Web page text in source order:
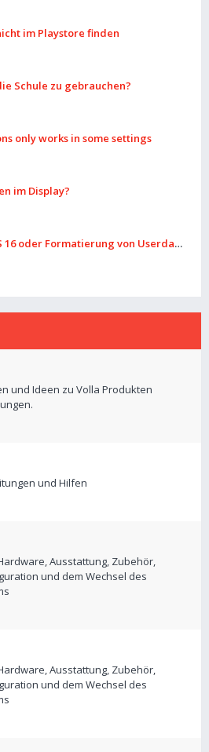
im Playstore finden
Schule zu gebrauchen?
only works in some settings
im Display?
16 oder Formatierung von Userdata
und Ideen zu Volla Produkten
und Hilfen
Ausstattung, Zubehör,
und dem Wechsel des
Ausstattung, Zubehör,
und dem Wechsel des